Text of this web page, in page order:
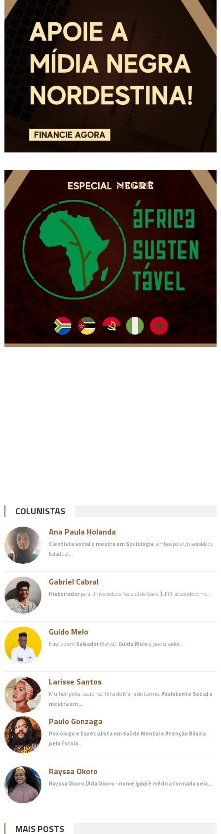
COLUNISTAS
Ana Paula Holanda
Cientista social e mestra em Sociologia, ambos pela Universidade
Estadual…
Gabriel Cabral
Historiadorpela Universidade Federal do Ceará (UFC), atuando como…
Guido Melo
Nascido em Salvador(Bahia), Guido Meloé pesquisador…
Larisse Santos
Mulher-preta-cearense, filha de Maria do Carmo.Assistente Social e
mestra em…
Paulo Gonzaga
Psicólogo e Especialista em Saúde Mental e Atenção Básica
pela Escola…
Rayssa Okoro
Rayssa Okoro (Ada Okoro - nome igbo) é médicaformada pela…
MAIS POSTS